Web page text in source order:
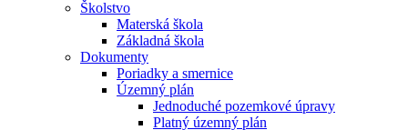
Školstvo
Materská škola
Základná škola
Dokumenty
Poriadky a smernice
Územný plán
Jednoduché pozemkové úpravy
Platný územný plán